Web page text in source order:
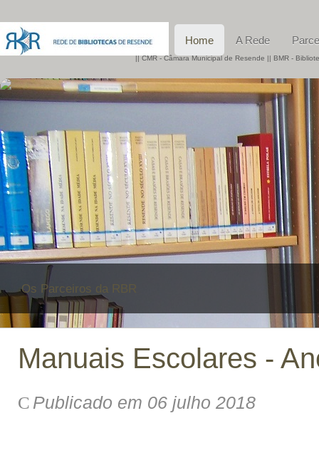
Home A Rede
|| CMR - Câmara Municipal de Resende || BMR -
Os Parceiros da RBR
Manuais Escolares -
Publicado em 06 julho 2018